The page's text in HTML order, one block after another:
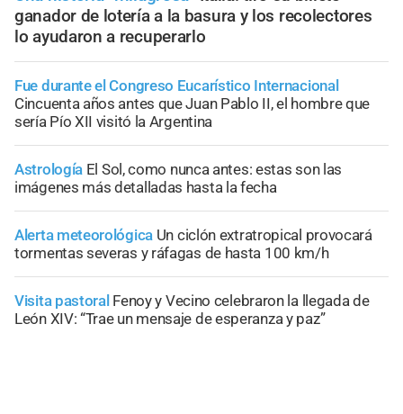
ganador de lotería a la basura y los recolectores
lo ayudaron a recuperarlo
Fue durante el Congreso Eucarístico Internacional
Cincuenta años antes que Juan Pablo II, el hombre que
sería Pío XII visitó la Argentina
Astrología El Sol, como nunca antes: estas son las
imágenes más detalladas hasta la fecha
Alerta meteorológica Un ciclón extratropical provocará
tormentas severas y ráfagas de hasta 100 km/h
Visita pastoral Fenoy y Vecino celebraron la llegada de
León XIV: “Trae un mensaje de esperanza y paz”